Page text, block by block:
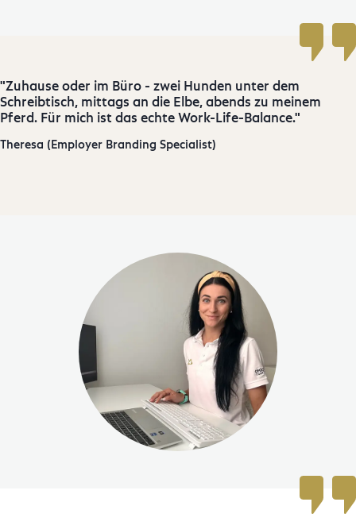
Zuhause oder im Büro - zwei Hunden unter dem
Schreibtisch, mittags an die Elbe, abends zu meinem
Pferd. Für mich ist das echte Work-Life-Balance.
Theresa (Employer Branding Specialist)